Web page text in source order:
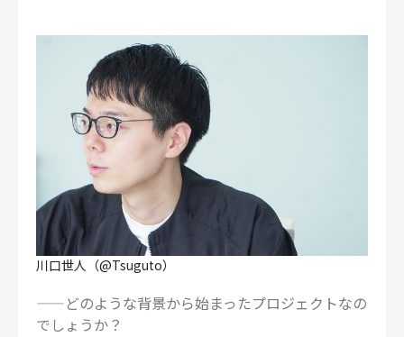
川口世人（@Tsuguto）
——どのような背景から始まったプロジェクトなの
でしょうか？